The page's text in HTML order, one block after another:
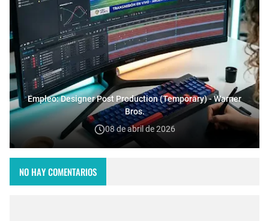
Empleo: Designer Post Production (Temporary) - Warner
Bros.
08 de abril de 2026
NO HAY COMENTARIOS